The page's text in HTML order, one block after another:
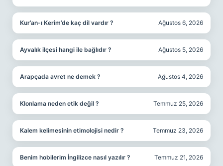
Kur’an-ı Kerim’de kaç dil vardır ? Ağustos 6, 2026
Ayvalık ilçesi hangi ile bağlıdır ? Ağustos 5, 2026
Arapçada avret ne demek ? Ağustos 4, 2026
Klonlama neden etik değil ? Temmuz 25, 2026
Kalem kelimesinin etimolojisi nedir ? Temmuz 23, 2026
Benim hobilerim İngilizce nasıl yazılır ? Temmuz 21, 2026